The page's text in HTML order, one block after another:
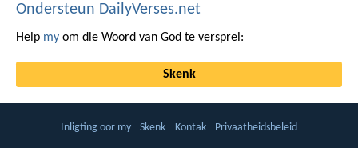
Ondersteun DailyVerses.net
Help my om die Woord van God te versprei:
Skenk
Inligting oor my Skenk Kontak Privaatheidsbeleid